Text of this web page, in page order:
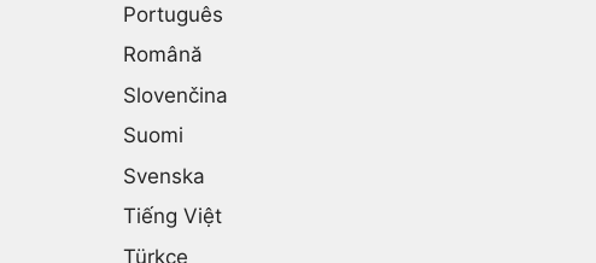
Português
Română
Slovenčina
Suomi
Svenska
Tiếng Việt
Türkçe